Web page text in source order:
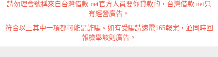
請勿理會號稱來自台灣借款.net官方人員要你貸款的，台灣借款.net只
有經營廣告。
符合以上其中一項都可能是詐騙。如有受騙請速電165報案，並同時回
報檢舉該則廣告。